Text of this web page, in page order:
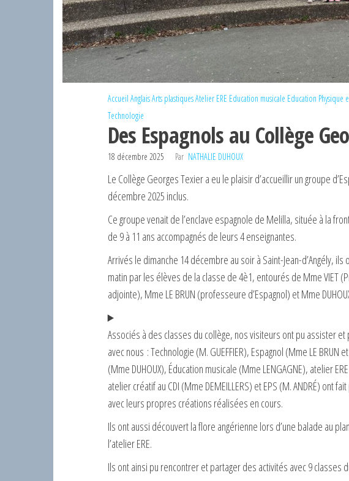
Accueil AnglaisArts plastiquesAtelier ERE Education musicale Education Physique
Technologie
Des Espagnols au Collège
18 décembre 2025 Par NATHALIE DUHOUX
Le Collège Georges Texier a eu le plaisir d’accueillir un groupe
décembre 2025 inclus.
Ce groupe venait de l’enclave espagnole de Melilla, située à la
de 9 à 11 ans accompagnés de leurs 4 enseignantes.
Arrivés le dimanche 14 décembre au soir à Saint-Jean-d’Angély,
matin par les élèves de la classe de 4è1, entourés de Mme VIET
adjointe), Mme LE BRUN (professeure d’Espagnol) et Mme
Associés à des classes du collège, nos visiteurs ont pu assister
avec nous : Technologie (M. GUEFFIER), Espagnol (Mme LE BRUN
(Mme DUHOUX), Éducation musicale (Mme LENGAGNE), atelier
atelier créatif au CDI (Mme DEMEILLERS) et EPS (M. ANDRÉ) ont
avec leurs propres créations réalisées en cours.
Ils ont aussi découvert la flore angérienne lors d’une balade au
l’atelier ERE.
Ils ont ainsi pu rencontrer et partager des activités avec 9